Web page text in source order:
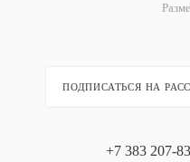
ПОДПИСАТЬСЯ НА
+7 383 207-